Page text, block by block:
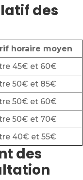
des
horaire moyen
45€ et 60€
50€ et 85€
50€ et 60€
50€ et 70€
40€ et 55€
des